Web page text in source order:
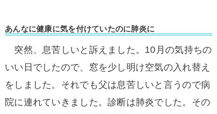
あんなに健康に気を付けていたのに肺炎に
突然、息苦しいと訴えました。10月の気持ちの
いい日でしたので、窓を少し明け空気の入 れ替え
をしました。それでも父は息苦しいと言うので病
院に連れていきました。診断は肺炎でした。その